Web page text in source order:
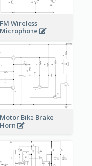
FM Wireless
Microphone
Motor Bike Brake
Horn